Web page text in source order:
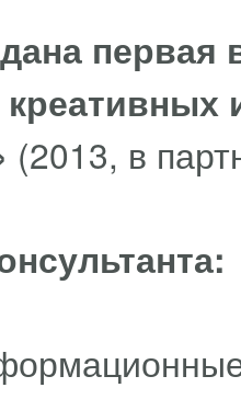
первая
(2013, в